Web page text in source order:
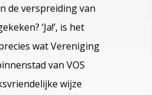
de verspreiding van
‘Ja!’, is het
wat Vereniging
van VOS
wijze